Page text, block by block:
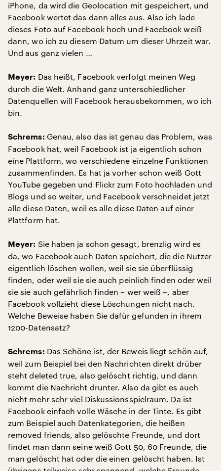
iPhone, da wird die Geolocation mit gespeichert, und
Facebook wertet das dann alles aus. Also ich lade
dieses Foto auf Facebook hoch und Facebook weiß
dann, wo ich zu diesem Datum um dieser Uhrzeit war.
Und aus ganz vielen …
Meyer: Das heißt, Facebook verfolgt meinen Weg
durch die Welt. Anhand ganz unterschiedlicher
Datenquellen will Facebook herausbekommen, wo ich
bin.
Schrems: Genau, also das ist genau das Problem, was
Facebook hat, weil Facebook ist ja eigentlich schon
eine Plattform, wo verschiedene einzelne Funktionen
zusammenfinden. Es hat ja vorher schon weiß Gott
YouTube gegeben und Flickr zum Foto hochladen und
Blogs und so weiter, und Facebook verschneidet jetzt
alle diese Daten, weil es alle diese Daten auf einer
Plattform hat.
Meyer: Sie haben ja schon gesagt, brenzlig wird es
da, wo Facebook auch Daten speichert, die die Nutzer
eigentlich löschen wollen, weil sie sie überflüssig
finden, oder weil sie sie auch peinlich finden oder weil
sie sie auch gefährlich finden – wer weiß –, aber
Facebook vollzieht diese Löschungen nicht nach.
Welche Beweise haben Sie dafür gefunden in ihrem
1200-Datensatz?
Schrems: Das Schöne ist, der Beweis liegt schön auf,
weil zum Beispiel bei den Nachrichten direkt drüber
steht deleted true, also gelöscht richtig, und dann
kommt die Nachricht drunter. Also da gibt es auch
nicht mehr sehr viel Diskussionsspielraum. Da ist
Facebook einfach volle Wäsche in der Tinte. Es gibt
zum Beispiel auch Datenkategorien, die heißen
removed friends, also gelöschte Freunde, und dort
findet man dann seine weiß Gott 50, 60 Freunde, die
man gelöscht hat oder die einen gelöscht haben. Ist